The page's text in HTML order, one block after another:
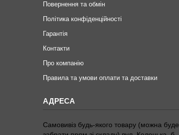
Повернення та обмін
Політика конфіденційності
Гарантія
Контакти
Про компанію
Правила та умови оплати та доставки
Самовивіз будь-якого товару (можна буде